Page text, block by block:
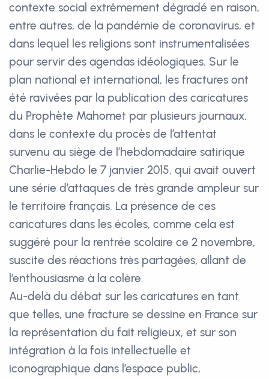
contexte social extrêmement dégradé en raison,
entre autres, de la pandémie de coronavirus, et
dans lequel les religions sont instrumentalisées
pour servir des agendas idéologiques. Sur le
plan national et international, les fractures ont
été ravivées par la publication des caricatures
du Prophète Mahomet par plusieurs journaux,
dans le contexte du procès de l’attentat
survenu au siège de l’hebdomadaire satirique
Charlie-Hebdo le 7 janvier 2015, qui avait ouvert
une série d’attaques de très grande ampleur sur
le territoire français. La présence de ces
caricatures dans les écoles, comme cela est
suggéré pour la rentrée scolaire ce 2 novembre,
suscite des réactions très partagées, allant de
l’enthousiasme à la colère.
Au-delà du débat sur les caricatures en tant
que telles, une fracture se dessine en France sur
la représentation du fait religieux, et sur son
intégration à la fois intellectuelle et
iconographique dans l’espace public,